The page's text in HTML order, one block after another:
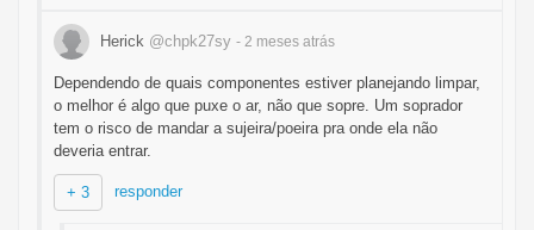
Herick @chpk27sy - 2 meses atrás
Dependendo de quais componentes estiver planejando limpar,
o melhor é algo que puxe o ar, não que sopre. Um soprador
tem o risco de mandar a sujeira/poeira pra onde ela não
deveria entrar.
+ 3 responder